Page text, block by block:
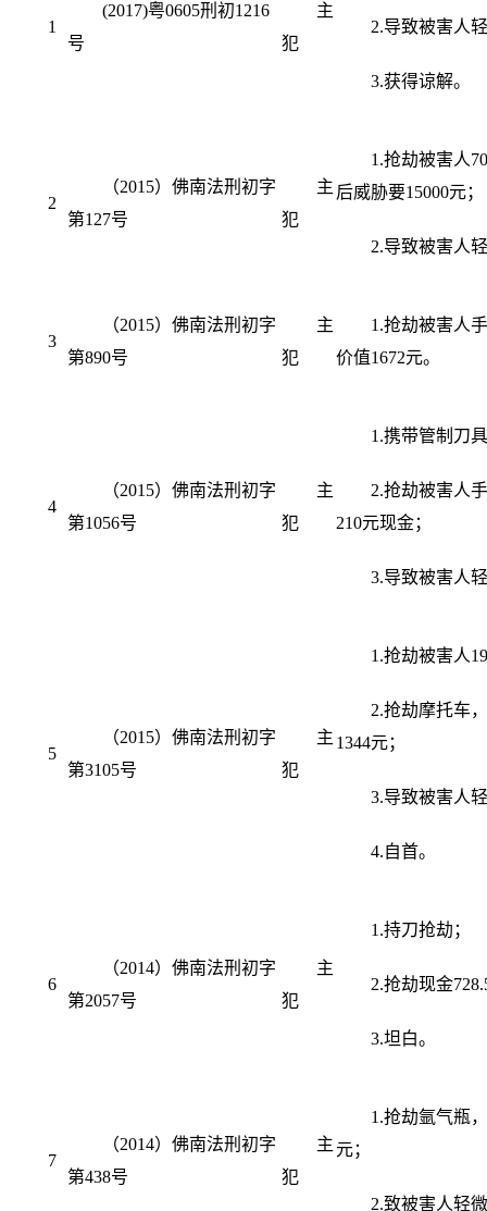
1
(2017)粤0605刑初1216
号
主
犯
2.导致被害人
3.获得谅解。
2
（2015）佛南法刑初字
第127号
主
犯
1.抢劫被害人
后威胁要15000元；
2.导致被害人
3
（2015）佛南法刑初字
第890号
主
犯
1.抢劫被害人
价值1672元。
4
（2015）佛南法刑初字
第1056号
主
犯
1.携带管制刀
2.抢劫被害人
210元现金；
3.导致被害人
5
（2015）佛南法刑初字
第3105号
主
犯
1.抢劫被害人
2.抢劫摩托车
1344元；
3.导致被害人
4.自首。
6
（2014）佛南法刑初字
第2057号
主
犯
1.持刀抢劫；
2.抢劫现金
3.坦白。
7
（2014）佛南法刑初字
第438号
主
犯
1.抢劫氩气瓶
元；
2.致被害人轻